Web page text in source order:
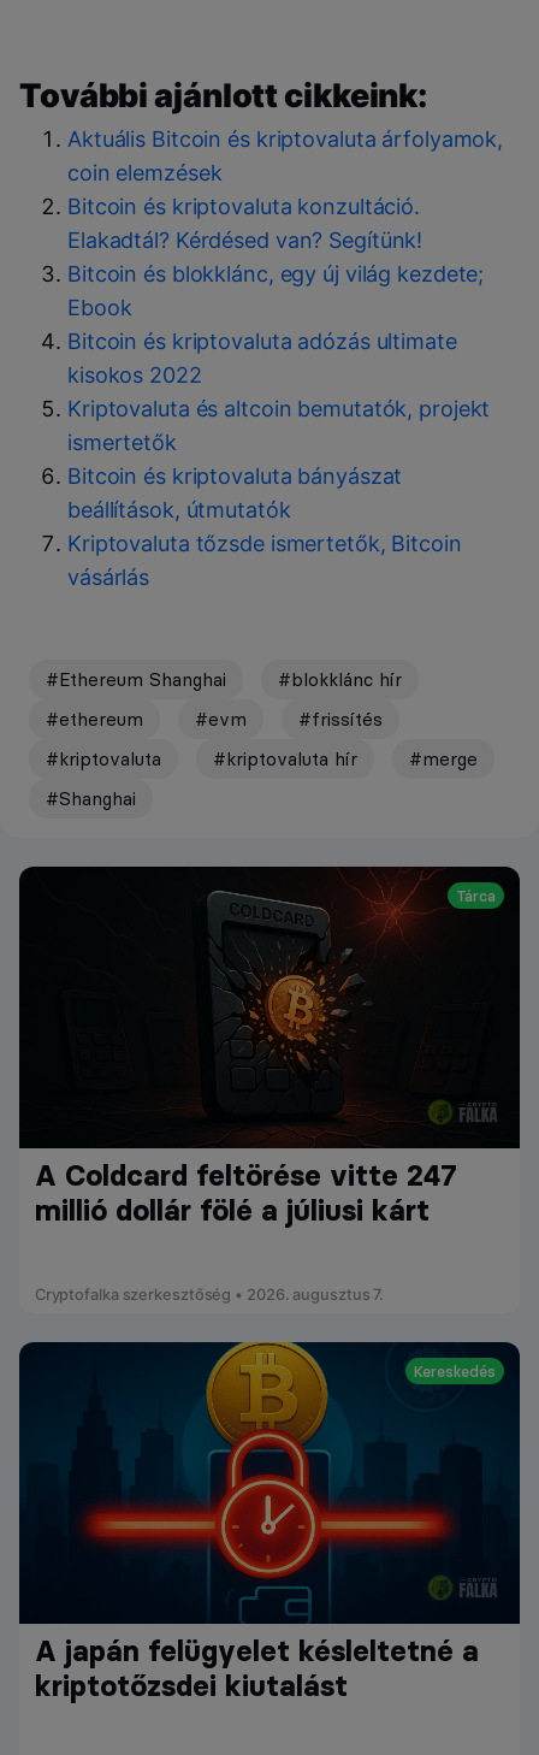
További ajánlott cikkeink:
Aktuális Bitcoin és kriptovaluta árfolyamok,
coin elemzések
Bitcoin és kriptovaluta konzultáció.
Elakadtál? Kérdésed van? Segítünk!
Bitcoin és blokklánc, egy új világ kezdete;
Ebook
Bitcoin és kriptovaluta adózás ultimate
kisokos 2022
Kriptovaluta és altcoin bemutatók, projekt
ismertetők
Bitcoin és kriptovaluta bányászat
beállítások, útmutatók
Kriptovaluta tőzsde ismertetők, Bitcoin
vásárlás
#Ethereum Shanghai
#blokklánc hír
#ethereum
#evm
#frissítés
#kriptovaluta
#kriptovaluta hír
#merge
#Shanghai
Tárca
A Coldcard feltörése vitte 247
millió dollár fölé a júliusi kárt
Cryptofalka szerkesztőség • 2026. augusztus 7.
Kereskedés
A japán felügyelet késleltetné a
kriptotőzsdei kiutalást